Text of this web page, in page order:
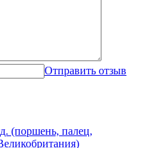
Отправить отзыв